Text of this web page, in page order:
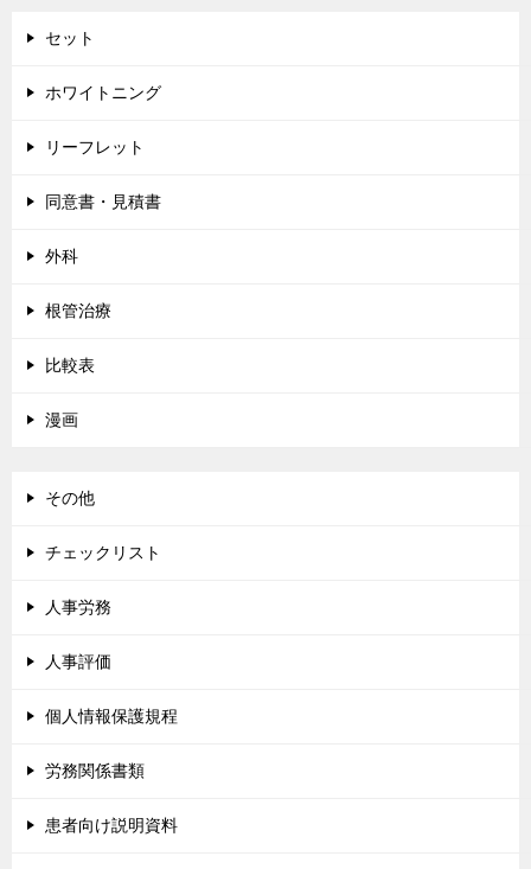
セット
ホワイトニング
リーフレット
同意書・見積書
外科
根管治療
比較表
漫画
その他
チェックリスト
人事労務
人事評価
個人情報保護規程
労務関係書類
患者向け説明資料